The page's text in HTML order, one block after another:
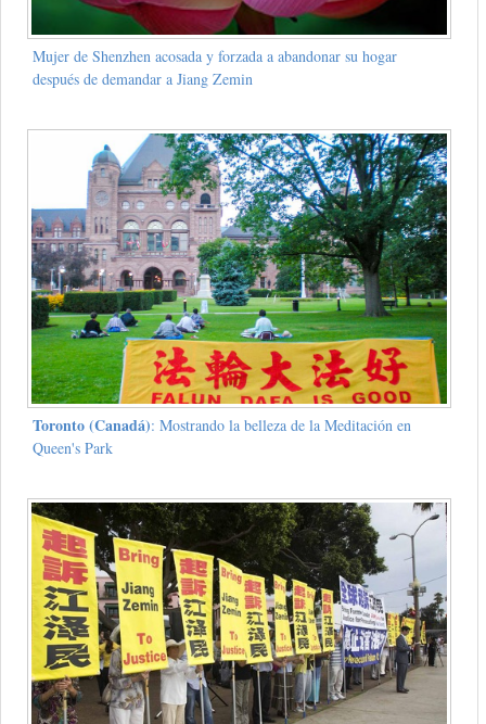
Mujer de Shenzhen acosada y forzada a abandonar su hogar
después de demandar a Jiang Zemin
Toronto (Canadá): Mostrando la belleza de la Meditación en
Queen's Park